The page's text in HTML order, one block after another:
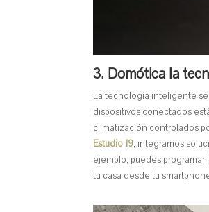
3. Domótica la
La tecnología inteligente
dispositivos conectados
climatización controlados
Estudio 19, integramos
ejemplo, puedes
tu casa desde tu